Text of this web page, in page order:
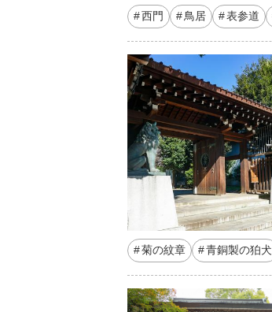
西門 鳥居 表参道
菊の紋章 青銅製の狛犬